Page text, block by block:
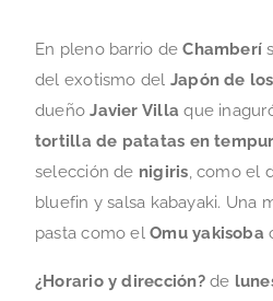
En pleno barrio deChamberí
del exotismo del Japón de
dueñoJavier Villaque
tortilla de patatas en
selección de nigiris, como el
bluefin y salsa kabayaki. Una
pasta como elOmu yakisoba
¿Horario y dirección? de